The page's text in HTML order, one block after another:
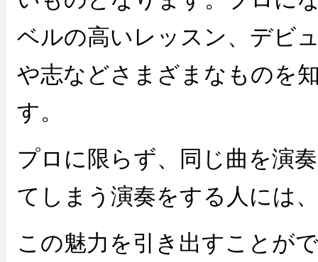
ベルの高いレッスン、デビ
や志などさまざまなものを
す。
プロに限らず、同じ曲を演
てしまう演奏をする人には
この魅力を引き出すことが